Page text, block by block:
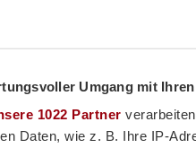
Umgang mit
1022 Partner
Daten, wie z. B. Ihre IP-